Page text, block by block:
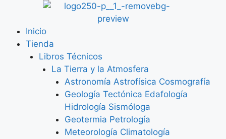
Inicio
Tienda
Libros Técnicos
La Tierra y la Atmosfera
Astronomía Astrofísica Cosmografía
Geología Tectónica Edafología
Hidrología Sismóloga
Geotermia Petrología
Meteorología Climatología